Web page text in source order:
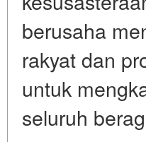
berusaha
rakyat dan
untuk
seluruh